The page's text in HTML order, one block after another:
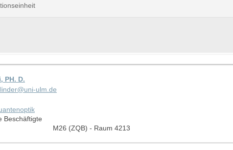
PH. D.
ulm.de
Beschäftigte
M26 (ZQB) - Raum 4213